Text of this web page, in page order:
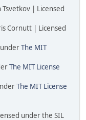
Tsvetkov | Licensed
Cornutt | Licensed
The MIT
The MIT License
The MIT License
under the SIL